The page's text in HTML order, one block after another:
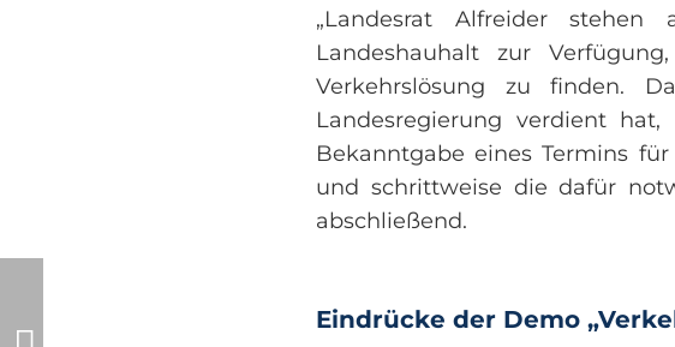
„Landesrat Alfreider
Landeshauhalt zur
Verkehrslösung zu finden.
Landesregierung verdient
Bekanntgabe eines Termins
und schrittweise die dafür
abschließend.
Eindrücke der Demo